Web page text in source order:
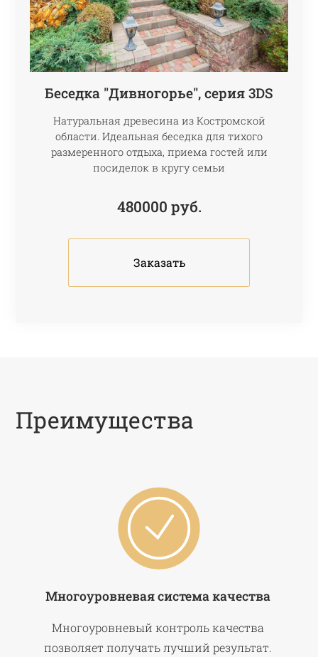
Беседка "Дивногорье", серия 3DS
Натуральная древесина из Костромской
области. Идеальная беседка для тихого
размеренного отдыха, приема гостей или
посиделок в кругу семьи
480000 руб.
Заказать
Преимущества
Многоуровневая система качества
Многоуровневый контроль качества
позволяет получать лучший результат.